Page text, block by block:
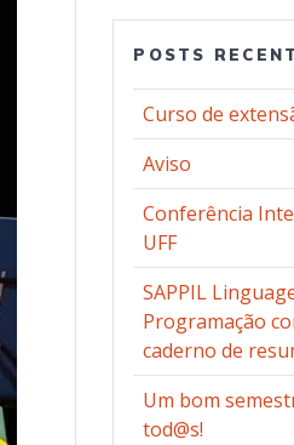
POSTS
Curso de
Aviso
Conferência
UFF
SAPPIL
Programação
caderno de
Um bom
tod@s!